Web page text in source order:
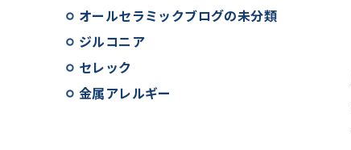
オールセラミックブログの未分類
ジルコニア
セレック
金属アレルギー